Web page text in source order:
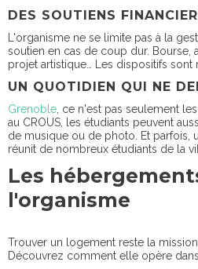
DES SOUTIENS
L'organisme ne se limite pas à la
soutien en cas de coup dur.
projet artistique… Les dispositifs sont
UN QUOTIDIEN QUI NE
Grenoble , ce n'est pas seulement
au CROUS, les étudiants peuvent
de musique ou de photo. Et parfois,
réunit de nombreux étudiants de la
Les
l'organisme
Trouver un logement reste la
Découvrez comment elle opère